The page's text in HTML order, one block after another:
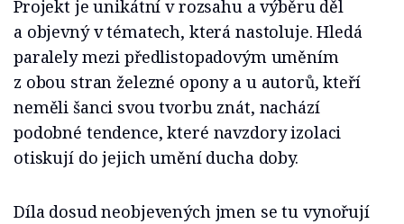
Projekt je unikátní v rozsahu a výběru děl
a objevný v tématech, která nastoluje. Hledá
paralely mezi předlistopadovým uměním
z obou stran železné opony a u autorů, kteří
neměli šanci svou tvorbu znát, nachází
podobné tendence, které navzdory izolaci
otiskují do jejich umění ducha doby.
Díla dosud neobjevených jmen se tu vynořují